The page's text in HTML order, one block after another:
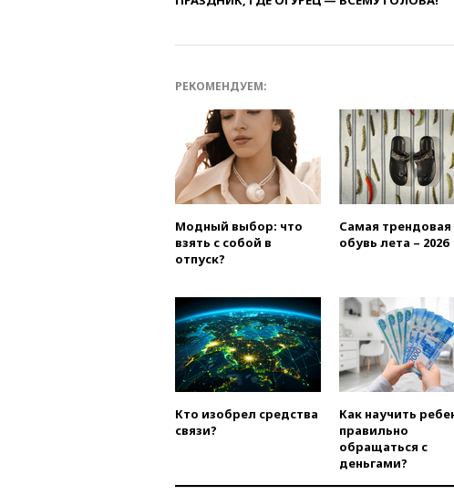
РЕКОМЕНДУЕМ:
Модный выбор: что
взять с собой в
отпуск?
Самая трендовая
обувь лета – 2026
Кто изобрел средства
связи?
Как научить
правильно
обращаться с
деньгами?